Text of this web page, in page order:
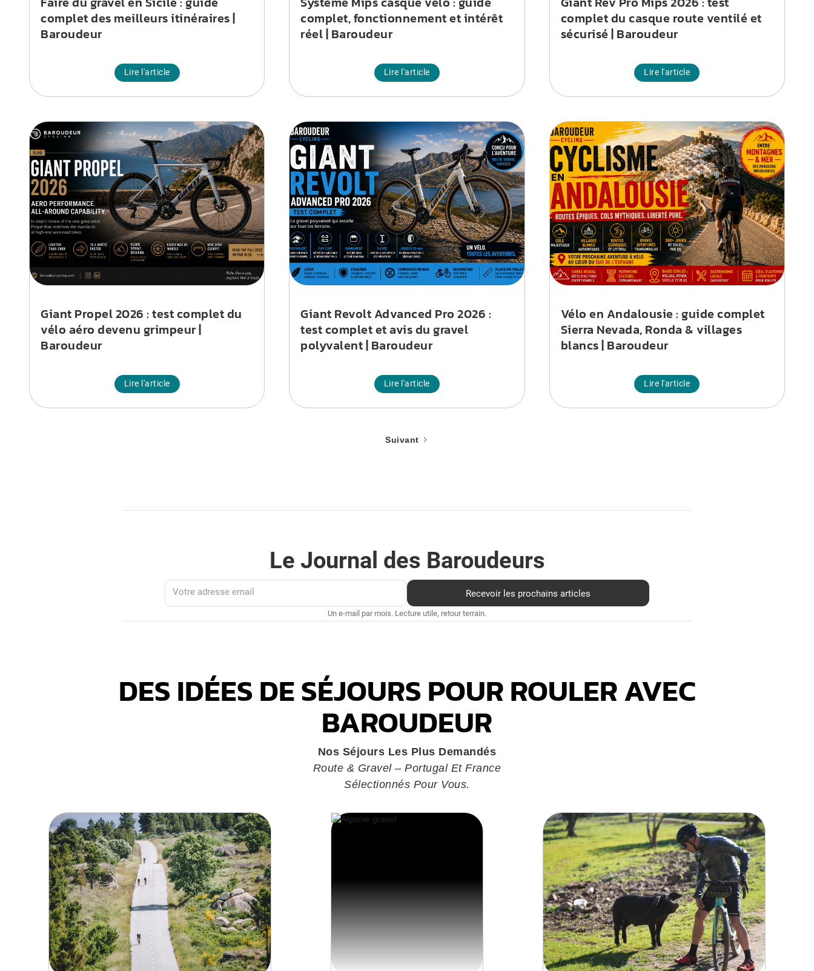
complet des meilleurs itinéraires |
Baroudeur
Lire l'article
complet, fonctionnement et intérêt
réel | Baroudeur
Lire l'article
complet du casque route ventilé et
sécurisé | Baroudeur
Lire l'article
Giant Propel 2026 : test complet du
vélo aéro devenu grimpeur |
Baroudeur
Lire l'article
Giant Revolt Advanced Pro 2026 :
test complet et avis du gravel
polyvalent | Baroudeur
Lire l'article
Vélo en Andalousie : guide complet
Sierra Nevada, Ronda & villages
blancs | Baroudeur
Lire l'article
Suivant
Le Journal des Baroudeurs
Un e-mail par mois. Lecture utile, retour terrain.
DES IDÉES DE SÉJOURS POUR ROULER AVEC
BAROUDEUR
Nos Séjours Les Plus Demandés
Route & Gravel – Portugal Et France
Sélectionnés Pour Vous.